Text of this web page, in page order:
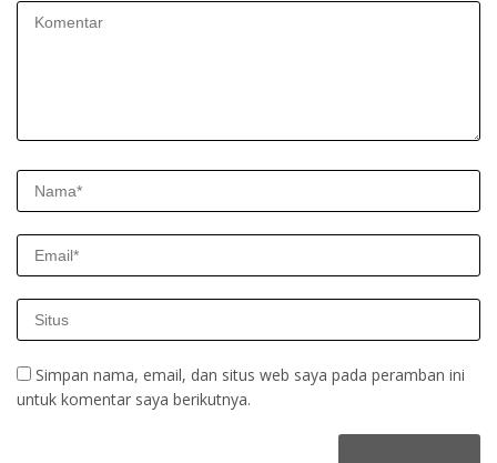
Simpan nama, email, dan situs web saya pada peramban ini
untuk komentar saya berikutnya.